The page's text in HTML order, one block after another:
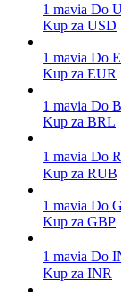
Codziennie
1 mavia Do
Kup za USD
1 mavia Do
Kup za EUR
1 mavia Do
Kup za BRL
1 mavia Do
Kup za RUB
1 mavia Do
Kup za GBP
1 mavia Do
Kup za INR